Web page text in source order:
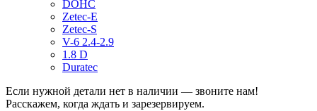
DOHC
Zetec-E
Zetec-S
V-6 2.4-2.9
1.8 D
Duratec
Если нужной детали нет в наличии — звоните нам!
Расскажем, когда ждать и зарезервируем.